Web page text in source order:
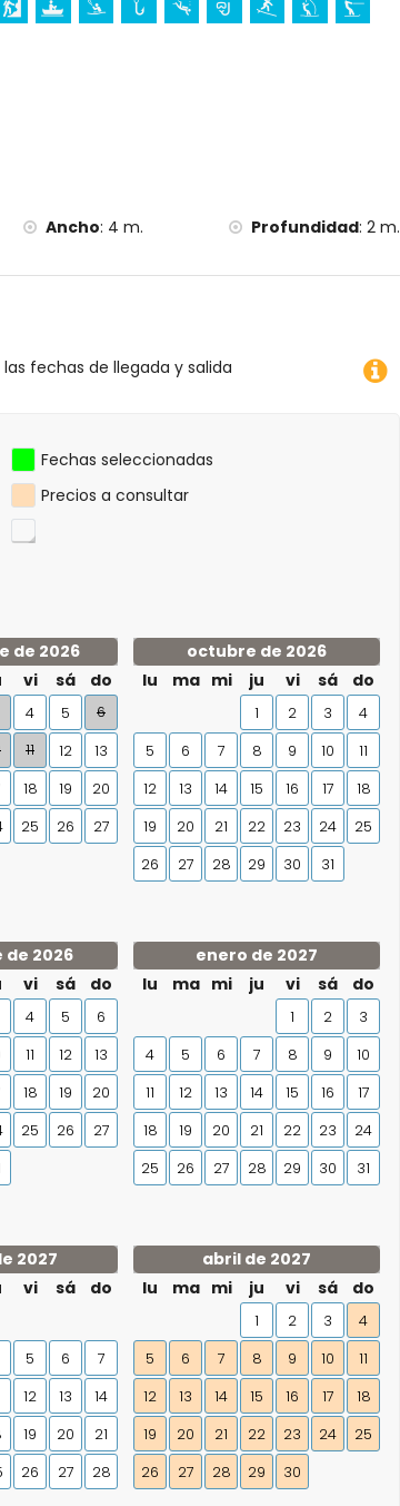
pesca, buceo, esnórquel, surf, windsurf y
la casa)
Ancho: 4 m. Profundidad: 2 m.
fechas de llegada y salida
Fechas seleccionadas
Precios a consultar
de 2026
vi sá do
4 5
6
11 12
13
18 19
20
25 26
27
octubre de 2026
lu
ma mi ju vi sá do
1 2 3
4
5
6 7 8 9 10
11
12
13 14 15 16 17
18
19
20 21 22 23 24
25
26
27 28 29 30 31
2026
vi sá do
4 5
6
11 12
13
18 19
20
25 26
27
enero de 2027
lu
ma mi ju vi sá do
1 2
3
4
5 6 7 8 9
10
11
12 13 14 15 16
17
18
19 20 21 22 23
24
25
26 27 28 29 30 31
2027
vi sá do
5 6
7
12 13
14
19 20
21
26 27
28
abril de 2027
lu
ma mi ju vi sá do
1 2 3
4
5
6 7 8 9 10
11
12
13 14 15 16 17
18
19
20 21 22 23 24
25
26
27 28 29 30